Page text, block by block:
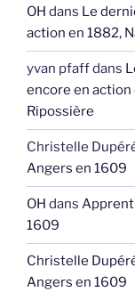
OH dans Le
action en 1882,
yvan pfaffdans
encore en action
Ripossière
Christelle
Angers en 1609
OH dans
1609
Christelle
Angers en 1609